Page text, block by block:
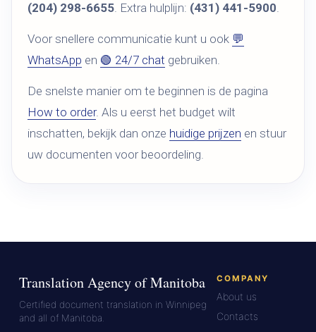
(204) 298-6655. Extra hulplijn: (431) 441-5900.
Voor snellere communicatie kunt u ook 💬
WhatsApp en 🟢 24/7 chat gebruiken.
De snelste manier om te beginnen is de pagina
How to order. Als u eerst het budget wilt
inschatten, bekijk dan onze huidige prijzen en stuur
uw documenten voor beoordeling.
Translation Agency of Manitoba
Certified document translation in Winnipeg
and all of Manitoba.
COMPANY
About us
Contacts